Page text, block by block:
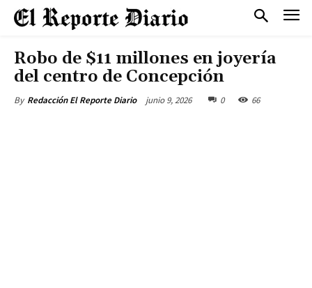
Robo de $11 millones en joyería
del centro de Concepción
By Redacción El Reporte Diario junio 9, 2026 0 66